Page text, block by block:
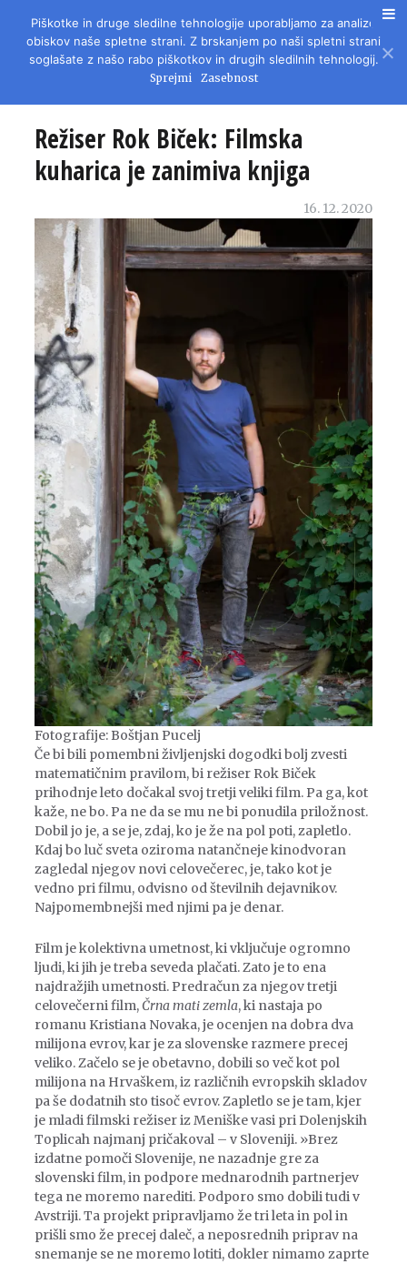
REVIJA ZA LITERATURO, KULTURO IN DRUŽBENA VPRAŠANJA
Režiser Rok Biček: Filmska
kuharica je zanimiva knjiga
16. 12. 2020
Fotografije: Boštjan Pucelj
Če bi bili pomembni življenjski dogodki bolj zvesti
matematičnim pravilom, bi režiser Rok Biček
prihodnje leto dočakal svoj tretji veliki film. Pa ga, kot
kaže, ne bo. Pa ne da se mu ne bi ponudila priložnost.
Dobil jo je, a se je, zdaj, ko je že na pol poti, zapletlo.
Kdaj bo luč sveta oziroma natančneje kinodvoran
zagledal njegov novi celovečerec, je, tako kot je
vedno pri filmu, odvisno od številnih dejavnikov.
Najpomembnejši med njimi pa je denar.
Film je kolektivna umetnost, ki vključuje ogromno
ljudi, ki jih je treba seveda plačati. Zato je to ena
najdražjih umetnosti. Predračun za njegov tretji
celovečerni film, Črna mati zemla, ki nastaja po
romanu Kristiana Novaka, je ocenjen na dobra dva
milijona evrov, kar je za slovenske razmere precej
veliko. Začelo se je obetavno, dobili so več kot pol
milijona na Hrvaškem, iz različnih evropskih skladov
pa še dodatnih sto tisoč evrov. Zapletlo se je tam, kjer
je mladi filmski režiser iz Meniške vasi pri Dolenjskih
Toplicah najmanj pričakoval – v Sloveniji. »Brez
izdatne pomoči Slovenije, ne nazadnje gre za
slovenski film, in podpore mednarodnih partnerjev
tega ne moremo narediti. Podporo smo dobili tudi v
Avstriji. Ta projekt pripravljamo že tri leta in pol in
prišli smo že precej daleč, a neposrednih priprav na
snemanje se ne moremo lotiti, dokler nimamo zaprte
Piškotke in druge sledilne tehnologije uporabljamo za analizo
obiskov naše spletne strani. Z brskanjem po naši spletni strani
soglašate z našo rabo piškotkov in drugih sledilnih tehnologij.
Sprejmi Zasebnost